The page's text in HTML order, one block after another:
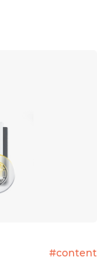
#content